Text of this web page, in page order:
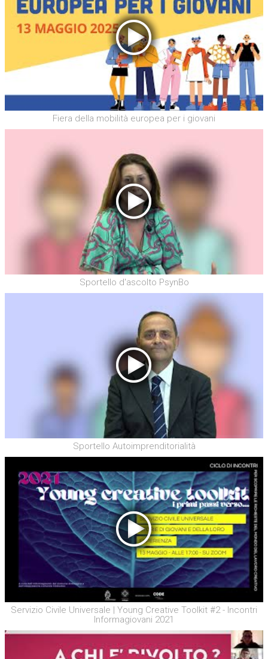
Fiera della mobilità europea per i giovani
Sportello d'ascolto PsynBo
Sportello Autoimprenditorialità
Servizio Civile Universale | Young Creative Toolkit #2 - Incontri
Informagiovani 2021